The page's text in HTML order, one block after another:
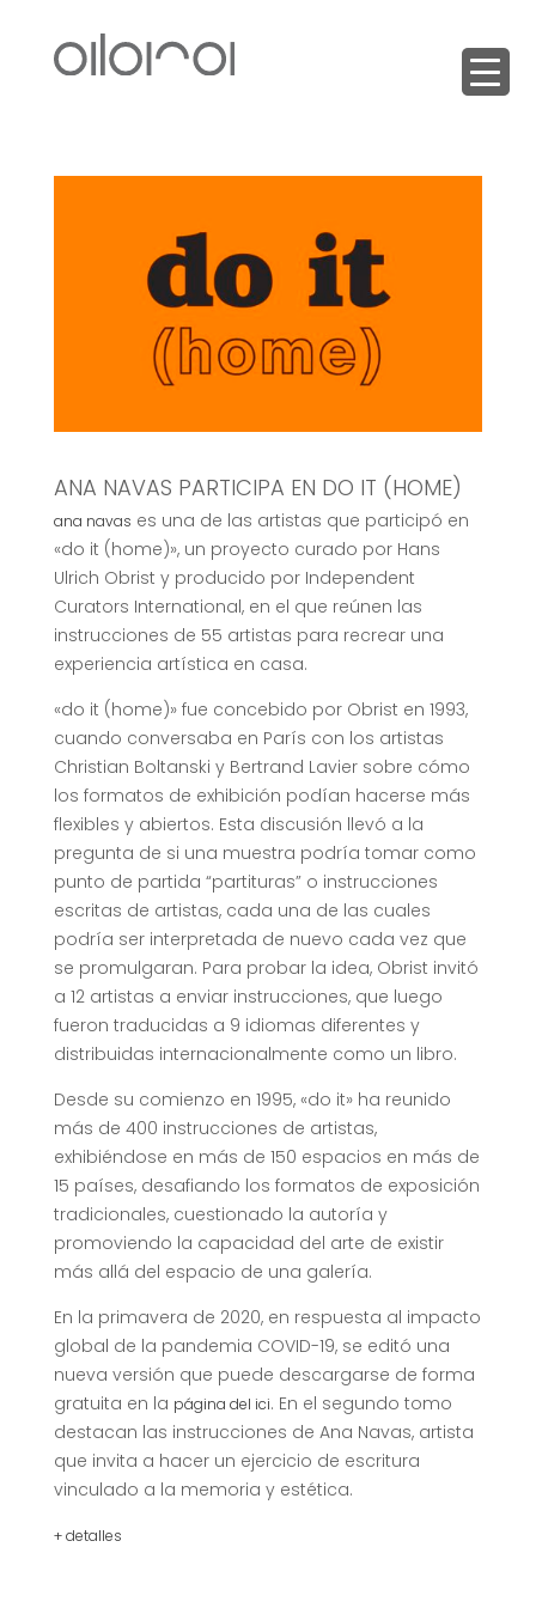
ANA NAVAS PARTICIPA EN DO IT (HOME)
ana navas es una de las artistas que participó en
«do it (home)», un proyecto curado por Hans
Ulrich Obrist y producido por Independent
Curators International, en el que reúnen las
instrucciones de 55 artistas para recrear una
experiencia artística en casa.
«do it (home)» fue concebido por Obrist en 1993,
cuando conversaba en París con los artistas
Christian Boltanski y Bertrand Lavier sobre cómo
los formatos de exhibición podían hacerse más
flexibles y abiertos. Esta discusión llevó a la
pregunta de si una muestra podría tomar como
punto de partida “partituras” o instrucciones
escritas de artistas, cada una de las cuales
podría ser interpretada de nuevo cada vez que
se promulgaran. Para probar la idea, Obrist invitó
a 12 artistas a enviar instrucciones, que luego
fueron traducidas a 9 idiomas diferentes y
distribuidas internacionalmente como un libro.
Desde su comienzo en 1995, «do it» ha reunido
más de 400 instrucciones de artistas,
exhibiéndose en más de 150 espacios en más de
15 países, desafiando los formatos de exposición
tradicionales, cuestionado la autoría y
promoviendo la capacidad del arte de existir
más allá del espacio de una galería.
En la primavera de 2020, en respuesta al impacto
global de la pandemia COVID-19, se editó una
nueva versión que puede descargarse de forma
gratuita en la página del ici. En el segundo tomo
destacan las instrucciones de Ana Navas, artista
que invita a hacer un ejercicio de escritura
vinculado a la memoria y estética.
+ detalles